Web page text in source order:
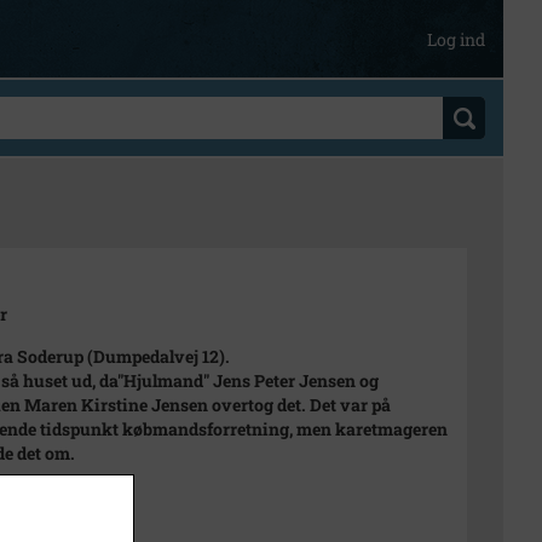
Log ind
Soderup (Dumpedalvej 12).
huset ud, da"Hjulmand" Jens Peter Jensen og
Maren Kirstine Jensen overtog det. Det var på
tidspunkt købmandsforretning, men karetmageren
det om.